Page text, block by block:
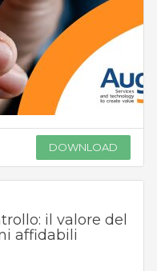
DOWNLOAD
il valore del
affidabili